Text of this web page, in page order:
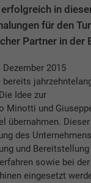
in
für den
Partner in der
2015
bereits
Idee zur
Minotti und
übernahmen. Dieser
des
und Bereitstellung
sowie bei der
eingesetzt